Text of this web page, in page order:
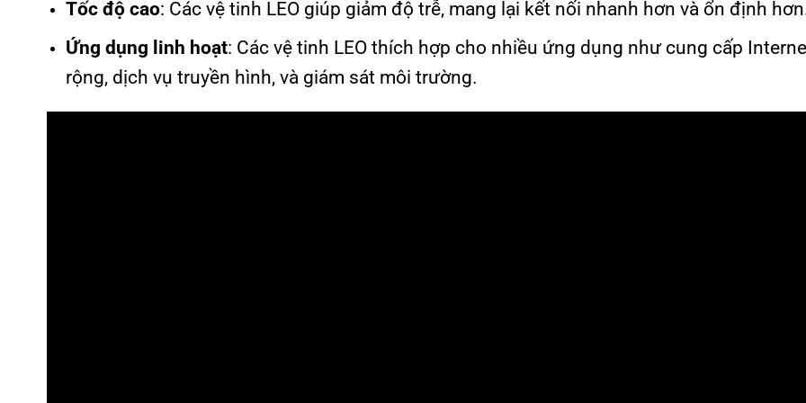
Tốc độ cao: Các vệ tinh LEO giúp giảm độ trễ, mang lại kết nối nhanh hơn và ổn định
Ứng dụng linh hoạt: Các vệ tinh LEO thích hợp cho nhiều ứng dụng như cung cấp
rộng, dịch vụ truyền hình, và giám sát môi trường.